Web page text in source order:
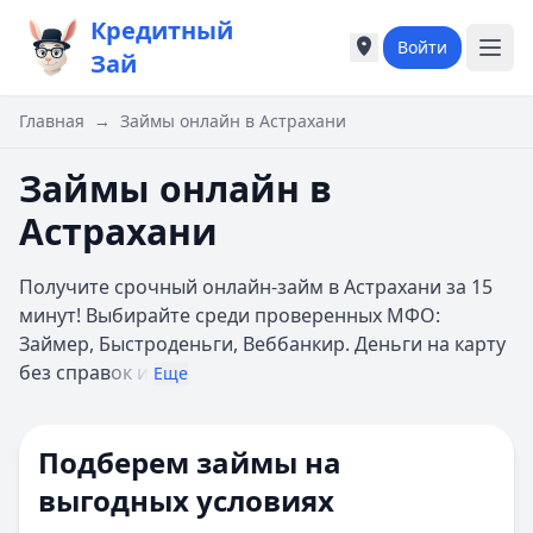
Кредитный
Зай
Города России
Б
Барнаул
Белгород
Города России
Б
Барнаул
Белгород
Войти
Главная → Займы онлайн в Астрахани
Займы онлайн в
Астрахани
Получите срочный онлайн-займ в Астрахани за 15
минут! Выбирайте среди проверенных МФО:
Займер, Быстроденьги, Веббанкир. Деньги на карту
без справок и Еще
Подберем займы на
выгодных условиях